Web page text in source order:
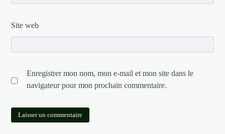
Site web
Enregistrer mon nom, mon e-mail et mon site dans le
navigateur pour mon prochain commentaire.